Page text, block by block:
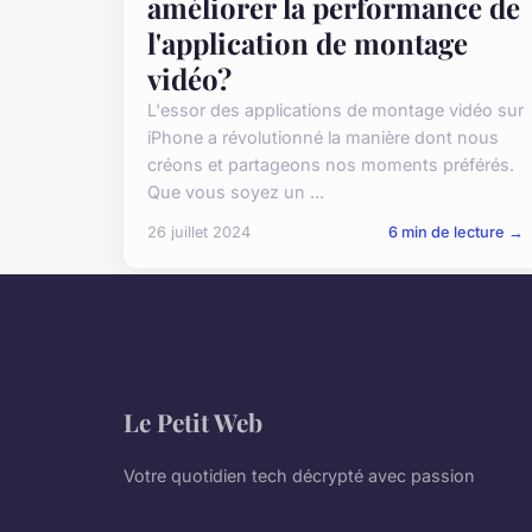
l'application de montage
vidéo?
L'essor des applications de montage vidéo sur
iPhone a révolutionné la manière dont nous
créons et partageons nos moments préférés.
Que vous soyez un ...
26 juillet 2024 6 min de lecture →
Le Petit Web
Votre quotidien tech décrypté avec passion